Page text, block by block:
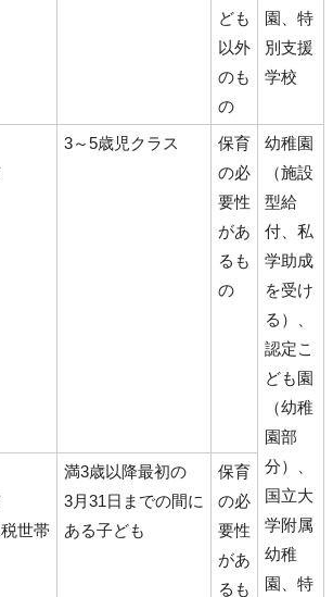
ども
以外
のも
の
園、特
別支援
学校
3～5歳児クラス
保育
の必
要性
があ
るも
の
幼稚園
（施設
型給
付、私
学助成
を受け
る）、
認定こ
ども園
（幼稚
園部
分）、
国立大
学附属
幼稚
園、特
世帯
満3歳以降最初の
3月31日までの間に
ある子ども
保育
の必
要性
があ
るも